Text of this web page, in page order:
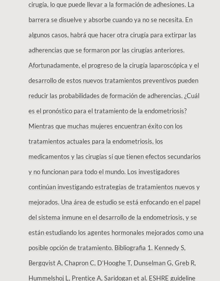
cirugía, lo que puede llevar a la formación de adhesiones. La
barrera se disuelve y absorbe cuando ya no se necesita. En
algunos casos, habrá que hacer otra cirugía para extirpar las
adherencias que se formaron por las cirugías anteriores.
Afortunadamente, el progreso de la cirugía laparoscópica y el
desarrollo de estos nuevos tratamientos preventivos pueden
reducir las probabilidades de formación de adherencias. ¿Cuál
es el pronóstico para el tratamiento de la endometriosis?
Mientras que muchas mujeres encuentran éxito con los
tratamientos actuales para la endometriosis, los
medicamentos y las cirugías sí que tienen efectos secundarios
y no funcionan para todo el mundo. Los investigadores
continúan investigando estrategias de tratamientos nuevos y
mejorados. Una área de estudio se está enfocando en el papel
del sistema inmune en el desarrollo de la endometriosis, y se
están estudiando los agentes hormonales mejorados como una
posible opción de tratamiento. Bibliografia 1. Kennedy S,
Bergqvist A, Chapron C, D’Hooghe T, Dunselman G, Greb R,
Hummelshoj L, Prentice A, Saridogan et al. ESHRE guideline